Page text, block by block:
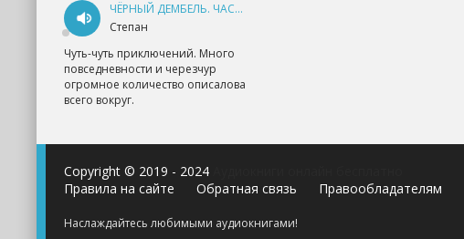
ЧЁРНЫЙ ДЕМБЕЛЬ. ЧАСТЬ 1 - АНДРЕЙ ФЕДИН
Степан
Чуть-чуть приключений. Много
повседневности и черезчур
огромное количество описалова
всего вокруг.
Copyright © 2019 - 2024
Правила на сайте
Обратная связь Правообладателям
Наслаждайтесь любимыми аудиокнигами!